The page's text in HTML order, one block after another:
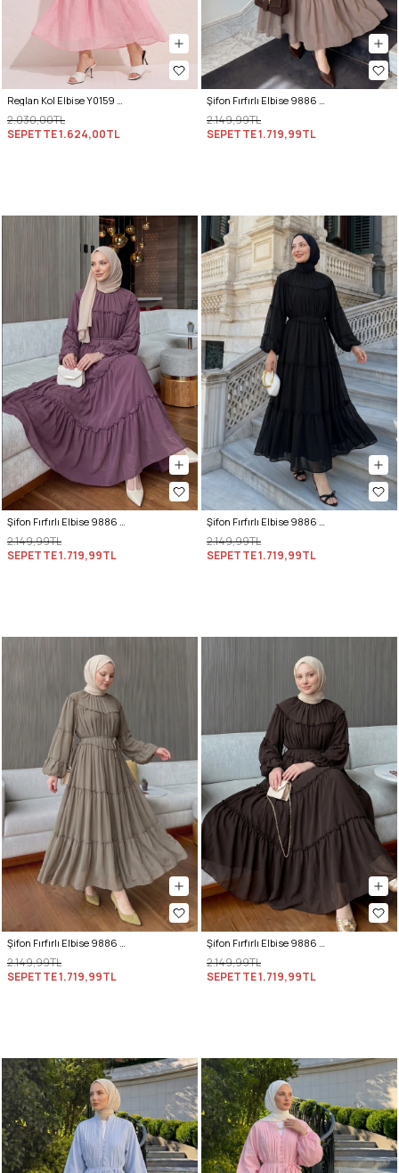
Reglan Kol Elbise Y0159 - PEMBE
2.030,00TL
SEPETTE1.624,00TL
Şifon Fırfırlı Elbise 9886 - VİZON
2.149,99TL
SEPETTE1.719,99TL
Şifon Fırfırlı Elbise 9886 - MÜRDÜM
2.149,99TL
SEPETTE1.719,99TL
Şifon Fırfırlı Elbise 9886 - SİYAH
2.149,99TL
SEPETTE1.719,99TL
Şifon Fırfırlı Elbise 9886 - HAKİ
2.149,99TL
SEPETTE1.719,99TL
Şifon Fırfırlı Elbise 9886 - A. KAHVE
2.149,99TL
SEPETTE1.719,99TL